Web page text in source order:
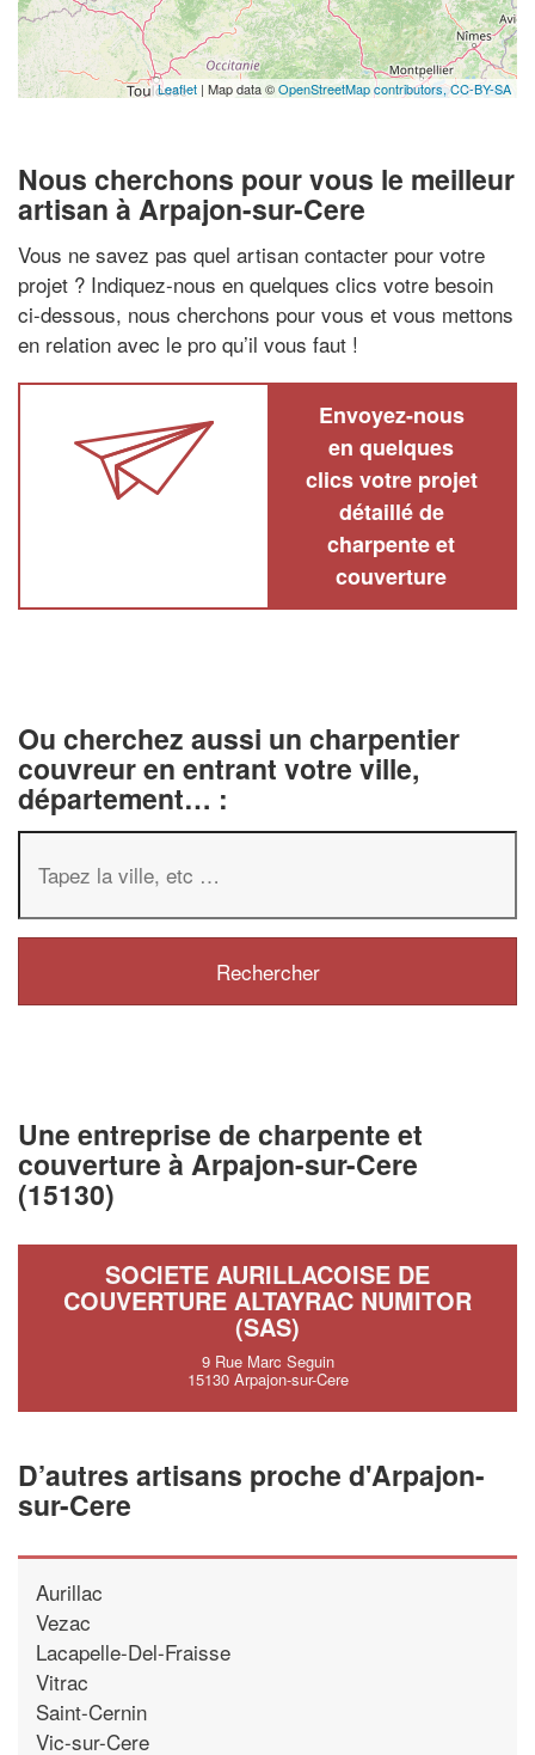
Leaflet | Map data ©OpenStreetMap contributors,CC-BY-SA
Nous cherchons pour vous le meilleur
artisan à Arpajon-sur-Cere
Vous ne savez pas quel artisan contacter pour votre
projet ? Indiquez-nous en quelques clics votre besoin
ci-dessous, nous cherchons pour vous et vous mettons
en relation avec le pro qu’il vous faut !
Envoyez-nous
en quelques
clics votre projet
détaillé de
charpente et
couverture
Ou cherchez aussi un charpentier
couvreur en entrant votre ville,
département… :
Une entreprise de charpente et
couverture à Arpajon-sur-Cere
(15130)
SOCIETE AURILLACOISE DE
COUVERTURE ALTAYRAC NUMITOR
(SAS)
9 Rue Marc Seguin
15130 Arpajon-sur-Cere
D’autres artisans proche d'Arpajon-
sur-Cere
Aurillac
Vezac
Lacapelle-Del-Fraisse
Vitrac
Saint-Cernin
Vic-sur-Cere